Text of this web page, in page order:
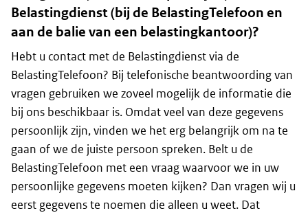
Belastingdienst (bij de BelastingTelefoon en
aan de balie van een belastingkantoor)?
Hebt u contact met de Belastingdienst via de
BelastingTelefoon? Bij telefonische beantwoording van
vragen gebruiken we zoveel mogelijk de informatie die
bij ons beschikbaar is. Omdat veel van deze gegevens
persoonlijk zijn, vinden we het erg belangrijk om na te
gaan of we de juiste persoon spreken. Belt u de
BelastingTelefoon met een vraag waarvoor we in uw
persoonlijke gegevens moeten kijken? Dan vragen wij u
eerst gegevens te noemen die alleen u weet. Dat